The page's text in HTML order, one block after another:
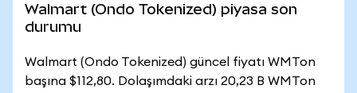
Walmart (Ondo Tokenized) piyasa son
durumu
Walmart (Ondo Tokenized) güncel fiyatı WMTon
başına $112,80. Dolaşımdaki arzı 20,23 B WMTon